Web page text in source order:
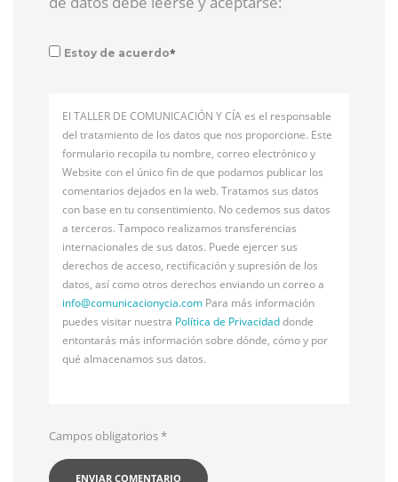
Estoy de acuerdo*
El TALLER DE COMUNICACIÓN Y CÍA es el responsable
del tratamiento de los datos que nos proporcione. Este
formulario recopila tu nombre, correo electrónico y
Website con el único fin de que podamos publicar los
comentarios dejados en la web. Tratamos sus datos
con base en tu consentimiento. No cedemos sus datos
a terceros. Tampoco realizamos transferencias
internacionales de sus datos. Puede ejercer sus
derechos de acceso, rectificación y supresión de los
datos, así como otros derechos enviando un correo a
info@comunicacionycia.com Para más información
puedes visitar nuestra Política de Privacidaddonde
entontarás más información sobre dónde, cómo y por
qué almacenamos sus datos.
Campos obligatorios*